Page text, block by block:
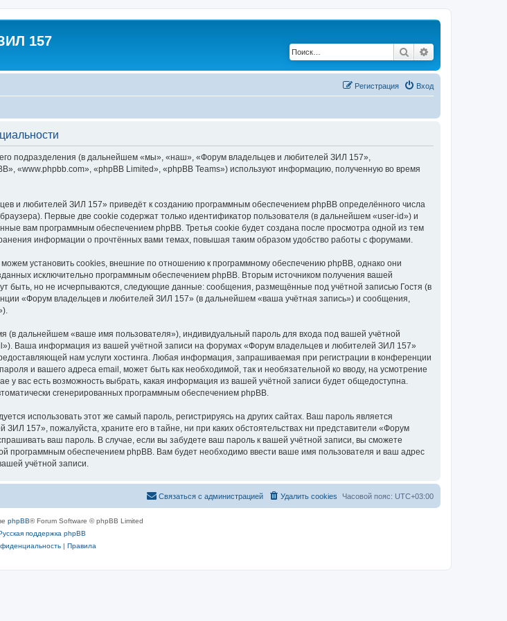
157
Поиск
Вход
Регистрация
подразделения (в дальнейшем «мы», «наш», «Форум владельцев и любителей ЗИЛ 157»,
«www.phpbb.com», «phpBB Limited», «phpBB Teams») используют информацию, полученную во время
и любителей ЗИЛ 157» приведёт к созданию программным обеспечением phpBB определённого числа
Первые две cookie содержат только идентификатор пользователя (в дальнейшем «user-id») и
вам программным обеспечением phpBB. Третья cookie будет создана после просмотра одной из тем
информации о прочтённых вами темах, повышая таким образом удобство работы с форумами.
установить cookies, внешние по отношению к программному обеспечению phpBB, однако они
исключительно программным обеспечением phpBB. Вторым источником получения вашей
но не исчерпываются, следующие данные: сообщения, размещённые под учётной записью Гостя (в
«Форум владельцев и любителей ЗИЛ 157» (в дальнейшем «ваша учётная запись») и сообщения,
(в дальнейшем «ваше имя пользователя»), индивидуальный пароль для входа под вашей учётной
Ваша информация из вашей учётной записи на форумах «Форум владельцев и любителей ЗИЛ 157»
нам услуги хостинга. Любая информация, запрашиваемая при регистрации в конференции
и вашего адреса email, может быть как необходимой, так и необязательной ко вводу, на усмотрение
вас есть возможность выбрать, какая информация из вашей учётной записи будет общедоступна.
сгенерированных программным обеспечением phpBB.
использовать этот же самый пароль, регистрируясь на других сайтах. Ваш пароль является
157», пожалуйста, храните его в тайне, ни при каких обстоятельствах ни представители «Форум
ваш пароль. В случае, если вы забудете ваш пароль к вашей учётной записи, вы сможете
программным обеспечением phpBB. Вам будет необходимо ввести ваше имя пользователя и ваш адрес
учётной записи.
Часовой пояс: UTC+03:00
Удалить cookies
Связаться с администрацией
phpBB® Forum Software © phpBB Limited
поддержка phpBB
| Правила